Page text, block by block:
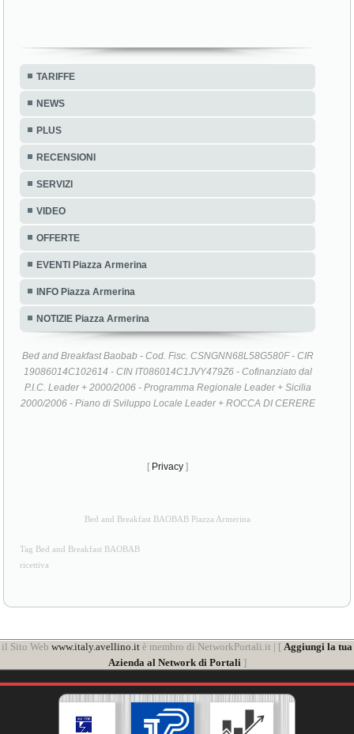
TARIFFE
NEWS
PLUS
RECENSIONI
SERVIZI
VIDEO
OFFERTE
EVENTI Piazza Armerina
INFO Piazza Armerina
NOTIZIE Piazza Armerina
Bed and Breakfast Baobab - Cod. Fisc. CSNGNN68L58G580F - CIR
19086014C102614 - CIN IT086014C1JVY479Z6 - Cofinanziato dal
P.I.C. Leader + 2000/2006 - Programma Regionale Leader + Sicilia
2000/2006 - Piano di Sviluppo Locale Leader + ROCCA DI CERERE
[ Privacy ]
Bed and Breakfast BAOBAB Piazza Armerina
Tag Bed and Breakfast BAOBAB
ricettiva
il Sito Web www.italy.avellino.it è membro di NetworkPortali.it | [ Aggiungi la tua
Azienda al Network di Portali ]